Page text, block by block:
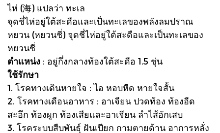
ไห่ (海) แปลว่า ทะเล
จุดชี่ไห่อยู่ใต้สะดือและเป็นทะเลของพลังลมปราณ
หยวน (หยวนชี่) จุดชี่ไห่อยู่ใต้สะดือและเป็นทะเลของ
หยวนชี่
ตำแหน่ง : อยู่กึ่งกลางท้องใต้สะดือ 1.5 ชุ่น
ใช้รักษา
1. โรคทางเดินหายใจ : ไอ หอบหืด หายใจสั้น
2. โรคทางเดือนอาหาร : อาเจียน ปวดท้อง ท้องอืด
สะอึก ท้องผูก ท้องเสียและอาเจียน ลำไส้อักเสบ
3. โรคระบบสืบพันธุ์ ฝันเปียก กามตายด้าน อาการหลั่ง